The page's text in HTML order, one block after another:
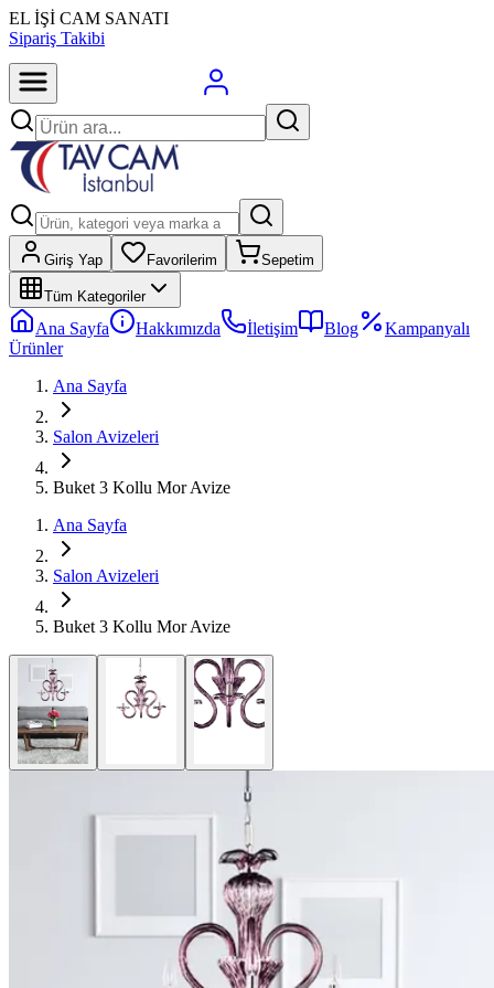
EL İŞİ CAM SANATI
Sipariş Takibi
Giriş Yap Favorilerim Sepetim
Tüm Kategoriler
Ana Sayfa Hakkımızda İletişim Blog
Kampanyalı
Ürünler
Ana Sayfa
Salon Avizeleri
Buket 3 Kollu Mor Avize
Ana Sayfa
Salon Avizeleri
Buket 3 Kollu Mor Avize